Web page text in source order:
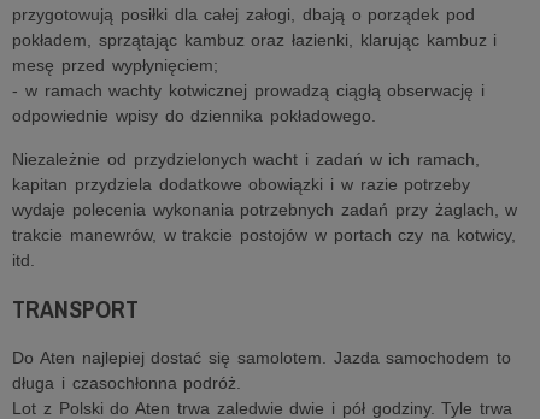
przygotowują posiłki dla całej załogi, dbają o porządek pod
pokładem, sprzątając kambuz oraz łazienki, klarując kambuz i
mesę przed wypłynięciem;
- w ramach wachty kotwicznej prowadzą ciągłą obserwację i
odpowiednie wpisy do dziennika pokładowego.
Niezależnie od przydzielonych wacht i zadań w ich ramach,
kapitan przydziela dodatkowe obowiązki i w razie potrzeby
wydaje polecenia wykonania potrzebnych zadań przy żaglach, w
trakcie manewrów, w trakcie postojów w portach czy na kotwicy,
itd.
TRANSPORT
Do Aten najlepiej dostać się samolotem. Jazda samochodem to
długa i czasochłonna podróż.
Lot z Polski do Aten trwa zaledwie dwie i pół godziny. Tyle trwa